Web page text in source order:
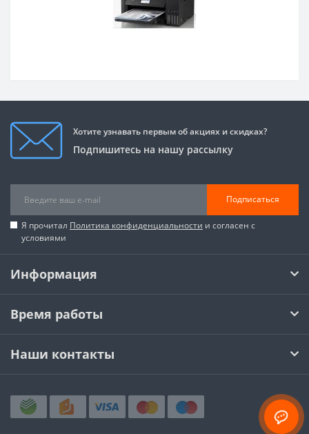
Хотите узнавать первым об акциях и скидках?
Подпишитесь на нашу рассылку
Подписаться
Я прочитал Политика конфиденциальности и согласен с
условиями
Информация
Время работы
Наши контакты